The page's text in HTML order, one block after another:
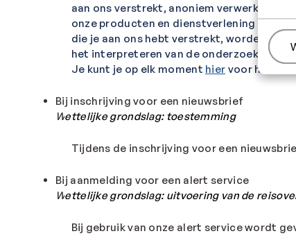
aan ons verstrekt, anoniem verwerkt. De
onze producten en dienstverlening te
die je aan ons hebt verstrekt, worden
het interpreteren van de
Je kunt je op elk moment hier voor het
Bij inschrijving voor een nieuwsbrief
Wettelijke grondslag: toestemming
Tijdens de inschrijving voor een
Bij aanmelding voor een alert service
Wettelijke grondslag: uitvoering van de
Bij gebruik van onze alert service wordt